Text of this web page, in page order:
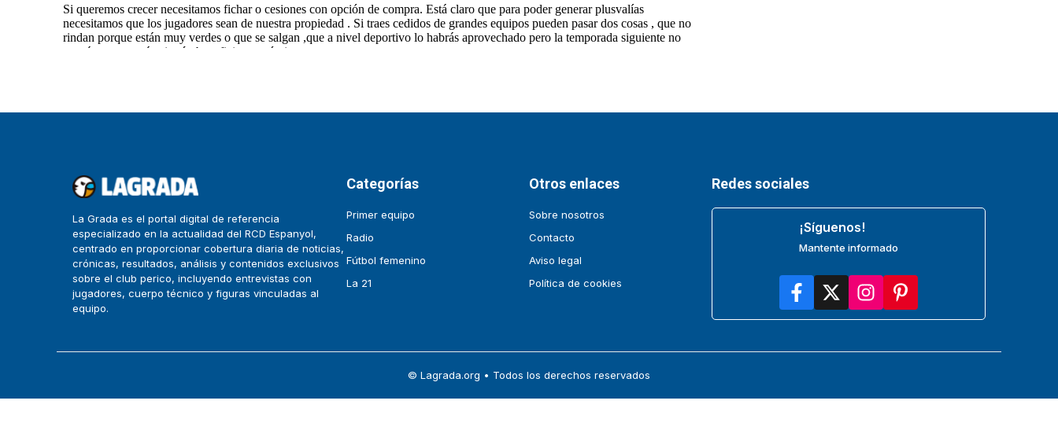
La Grada es el portal digital de referencia
especializado en la actualidad del RCD Espanyol,
centrado en proporcionar cobertura diaria de noticias,
crónicas, resultados, análisis y contenidos exclusivos
sobre el club perico, incluyendo entrevistas con
jugadores, cuerpo técnico y figuras vinculadas al
equipo.
Categorías
Primer equipo
Radio
Fútbol femenino
La 21
Otros enlaces
Sobre nosotros
Contacto
Aviso legal
Política de cookies
Redes sociales
¡Síguenos!
Mantente informado
© Lagrada.org • Todos los derechos reservados